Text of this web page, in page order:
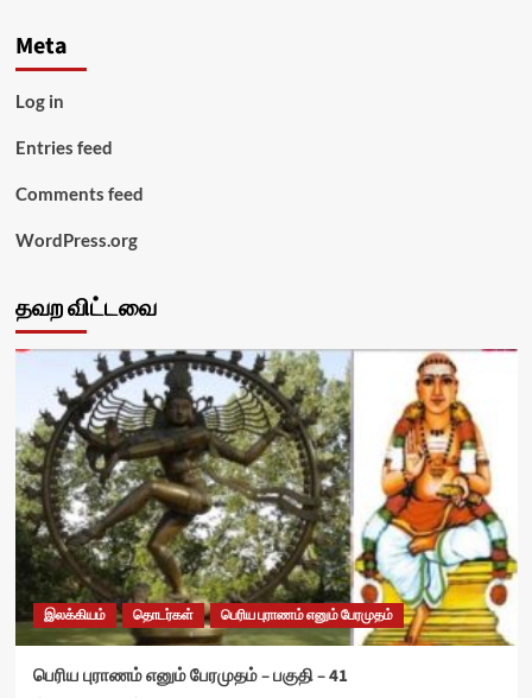
Meta
Log in
Entries feed
Comments feed
WordPress.org
தவற விட்டவை
இலக்கியம் தொடர்கள் பெரிய புராணம் எனும் பேரமுதம்
பெரிய புராணம் எனும் பேரமுதம் – பகுதி – 41